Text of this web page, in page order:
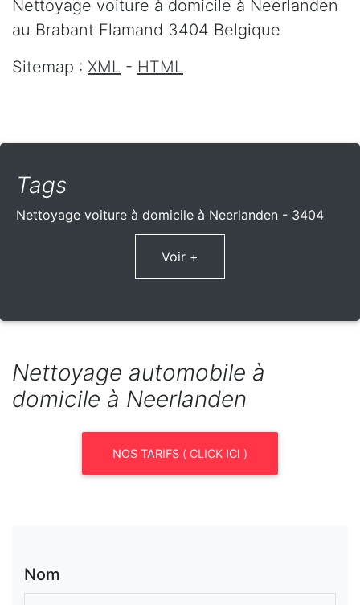
Nettoyage voiture à domicile à Neerlanden
au Brabant Flamand 3404 Belgique
Sitemap : XML - HTML
Tags
Nettoyage voiture à domicile à Neerlanden - 3404
Voir +
Nettoyage automobile à
domicile à Neerlanden
NOS TARIFS ( CLICK ICI )
Nom